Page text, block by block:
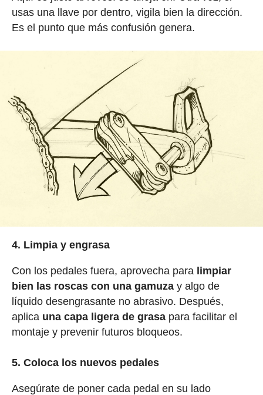
usas una llave por dentro, vigila bien la dirección.
Es el punto que más confusión genera.
4. Limpia y engrasa
Con los pedales fuera, aprovecha para limpiar
bien las roscas con una gamuzay algo de
líquido desengrasante no abrasivo. Después,
aplica una capa ligera de grasapara facilitar el
montaje y prevenir futuros bloqueos.
5. Coloca los nuevos pedales
Asegúrate de poner cada pedal en su lado